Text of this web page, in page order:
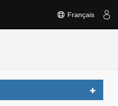
Français
Toggle